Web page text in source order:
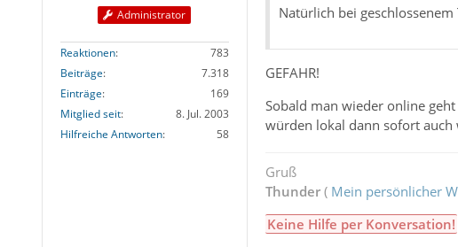
Administrator
Reaktionen
783
Beiträge
7.318
Einträge
169
Mitglied seit
8. Jul. 2003
Hilfreiche Antworten
58
Natürlich bei geschlossenem
GEFAHR!
Sobald man wieder online
würden lokal dann sofort auch
Gruß
Thunder( Mein persönlicher
Keine Hilfe per Konversation!